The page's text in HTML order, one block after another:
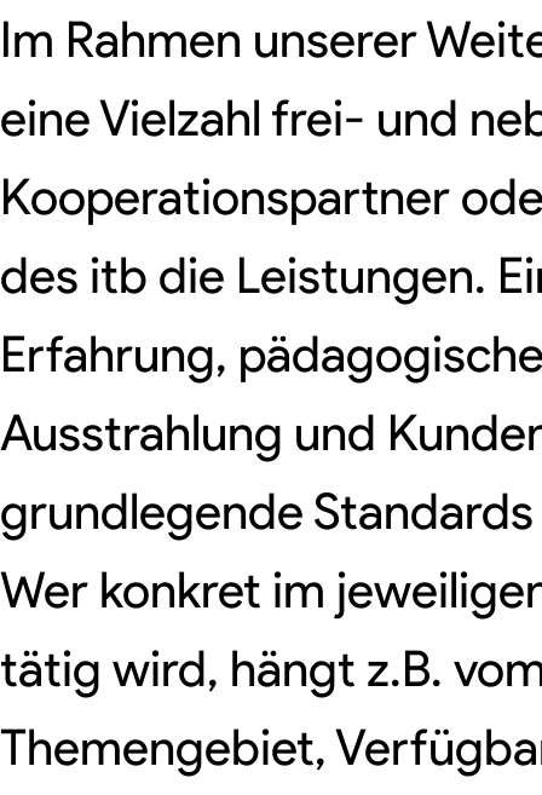
Im Rahmen unserer
eine Vielzahl frei- und
Kooperationspartner
des itb die Leistungen.
Erfahrung,
Ausstrahlung und
grundlegende
Wer konkret im
tätig wird, hängt z.B.
Themengebiet,